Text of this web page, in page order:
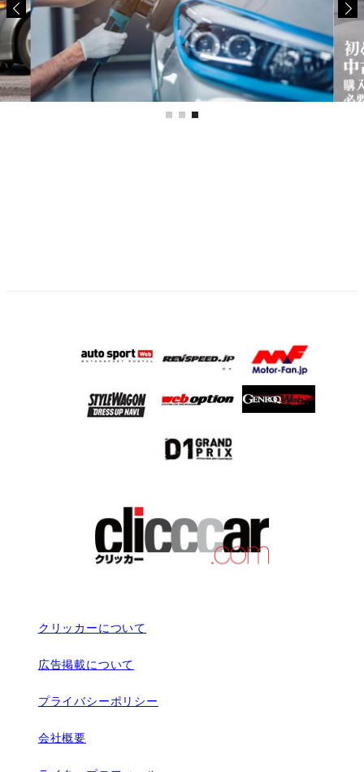
クリッカーについて
広告掲載について
プライバシーポリシー
会社概要